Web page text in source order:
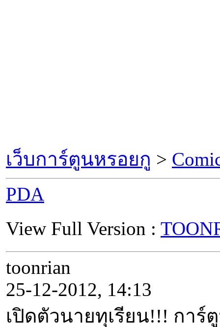
เว็บการ์ตูนหรอยกู >
PDA
View Full Version :
toonrian
25-12-2012, 14:13
เปิดตัวนายทุเรียน!!! การ์